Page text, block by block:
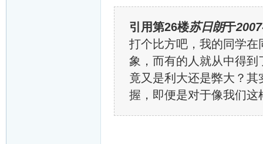
引用第26楼苏日朗于
打个比方吧，我的同学
象，而有的人就从中得
竟又是利大还是弊大？
握，即便是对于像我们